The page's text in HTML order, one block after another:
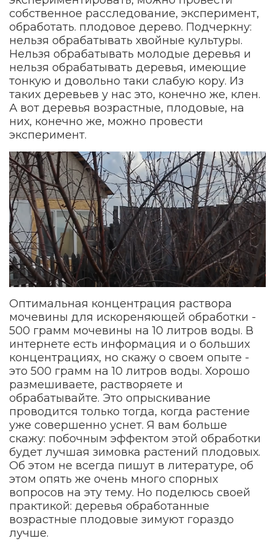
собственное расследование, эксперимент,
обработать. плодовое дерево. Подчеркну:
нельзя обрабатывать хвойные культуры.
Нельзя обрабатывать молодые деревья и
нельзя обрабатывать деревья, имеющие
тонкую и довольно таки слабую кору. Из
таких деревьев у нас это, конечно же, клен.
А вот деревья возрастные, плодовые, на
них, конечно же, можно провести
эксперимент.
Оптимальная концентрация раствора
мочевины для искореняющей обработки -
500 грамм мочевины на 10 литров воды. В
интернете есть информация и о больших
концентрациях, но скажу о своем опыте -
это 500 грамм на 10 литров воды. Хорошо
размешиваете, растворяете и
обрабатывайте. Это опрыскивание
проводится только тогда, когда растение
уже совершенно уснет. Я вам больше
скажу: побочным эффектом этой обработки
будет лучшая зимовка растений плодовых.
Об этом не всегда пишут в литературе, об
этом опять же очень много спорных
вопросов на эту тему. Но поделюсь своей
практикой: деревья обработанные
возрастные плодовые зимуют гораздо
лучше.